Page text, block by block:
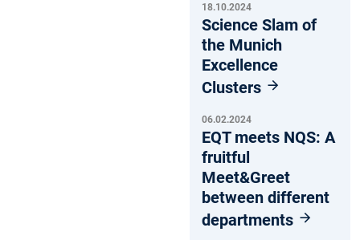
18.10.2024
Science Slam of
the Munich
Excellence
Clusters
06.02.2024
EQT meets NQS: A
fruitful
Meet&Greet
between different
departments